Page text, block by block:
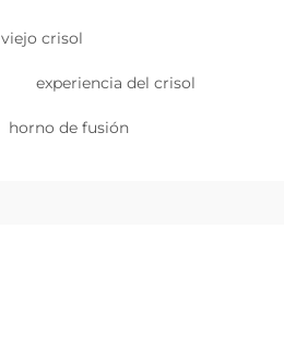
viejo crisol
experiencia del crisol
horno de fusión